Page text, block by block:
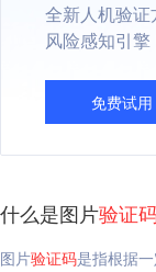
全新人机验
风险感知引擎
免费试用
什么是图片验证码
图片验证码是指根据